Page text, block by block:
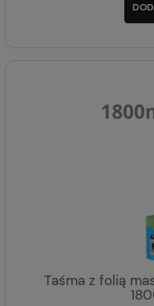
Taśma z folią